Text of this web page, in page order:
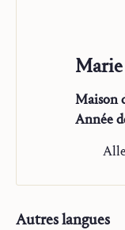
Maison
Année
Autres langues